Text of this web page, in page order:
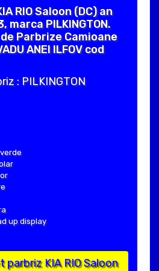
RIO Saloon (DC) an
PILKINGTON.
Parbrize Camioane
ANEI ILFOV cod
: PILKINGTON
up display
KIA RIO Saloon